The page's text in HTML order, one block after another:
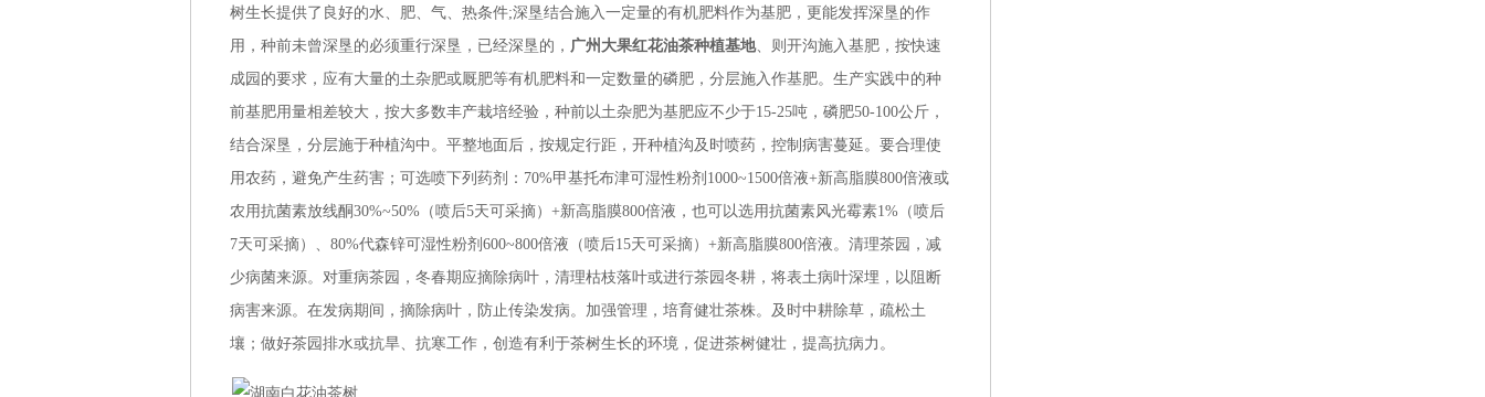
树生长提供了良好的水、肥、气、热条件;深垦结合施入一定量的有机肥料作为基肥，更能发挥深垦的作
用，种前未曾深垦的必须重行深垦，已经深垦的， 广州大果红花油茶种植基地、则开沟施入基肥，按快速
成园的要求，应有大量的土杂肥或厩肥等有机肥料和一定数量的磷肥，分层施入作基肥。生产实践中的种
前基肥用量相差较大，按大多数丰产栽培经验，种前以土杂肥为基肥应不少于15-25吨，磷肥50-100公斤，
结合深垦，分层施于种植沟中。平整地面后，按规定行距，开种植沟及时喷药，控制病害蔓延。要合理使
用农药，避免产生药害；可选喷下列药剂：70%甲基托布津可湿性粉剂1000~1500倍液+新高脂膜800倍液或
农用抗菌素放线酮30%~50%（喷后5天可采摘）+新高脂膜800倍液，也可以选用抗菌素风光霉素1%（喷后
7天可采摘）、80%代森锌可湿性粉剂600~800倍液（喷后15天可采摘）+新高脂膜800倍液。清理茶园，减
少病菌来源。对重病茶园，冬春期应摘除病叶，清理枯枝落叶或进行茶园冬耕，将表土病叶深埋，以阻断
病害来源。在发病期间，摘除病叶，防止传染发病。加强管理，培育健壮茶株。及时中耕除草，疏松土
壤；做好茶园排水或抗旱、抗寒工作，创造有利于茶树生长的环境，促进茶树健壮，提高抗病力。